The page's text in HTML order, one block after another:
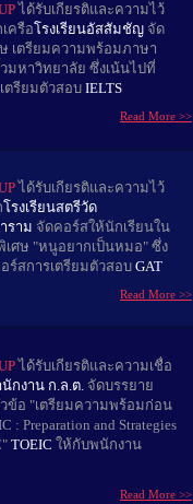
ได้รับเกียรติและความไว้
ครือโรงเรียนอัสสัมชัญ จัด
เตรียมความพร้อมภาษา
มหาวิทยาลัย ซึ่งเน้นไปที่
ตรียมตัวสอบIELTS
Read More >>
ได้รับเกียรติและความไว้
โรงเรียนสตรีวัด
ราม จัดคอร์สให้นักเรียนใน
เศษ "หนูอยากเป็นหมอ" ซึ่ง
ร์สการเตรียมตัวสอบ GAT
Read More >>
ได้รับเกียรติและความเชื่อ
นักงาน ก.ล.ต. จัดบรรยาย
ข้อ "เตรียมความพร้อมก่อน
: Preparation and Strategies
TOEIC ให้กับพนักงาน
Read More >>